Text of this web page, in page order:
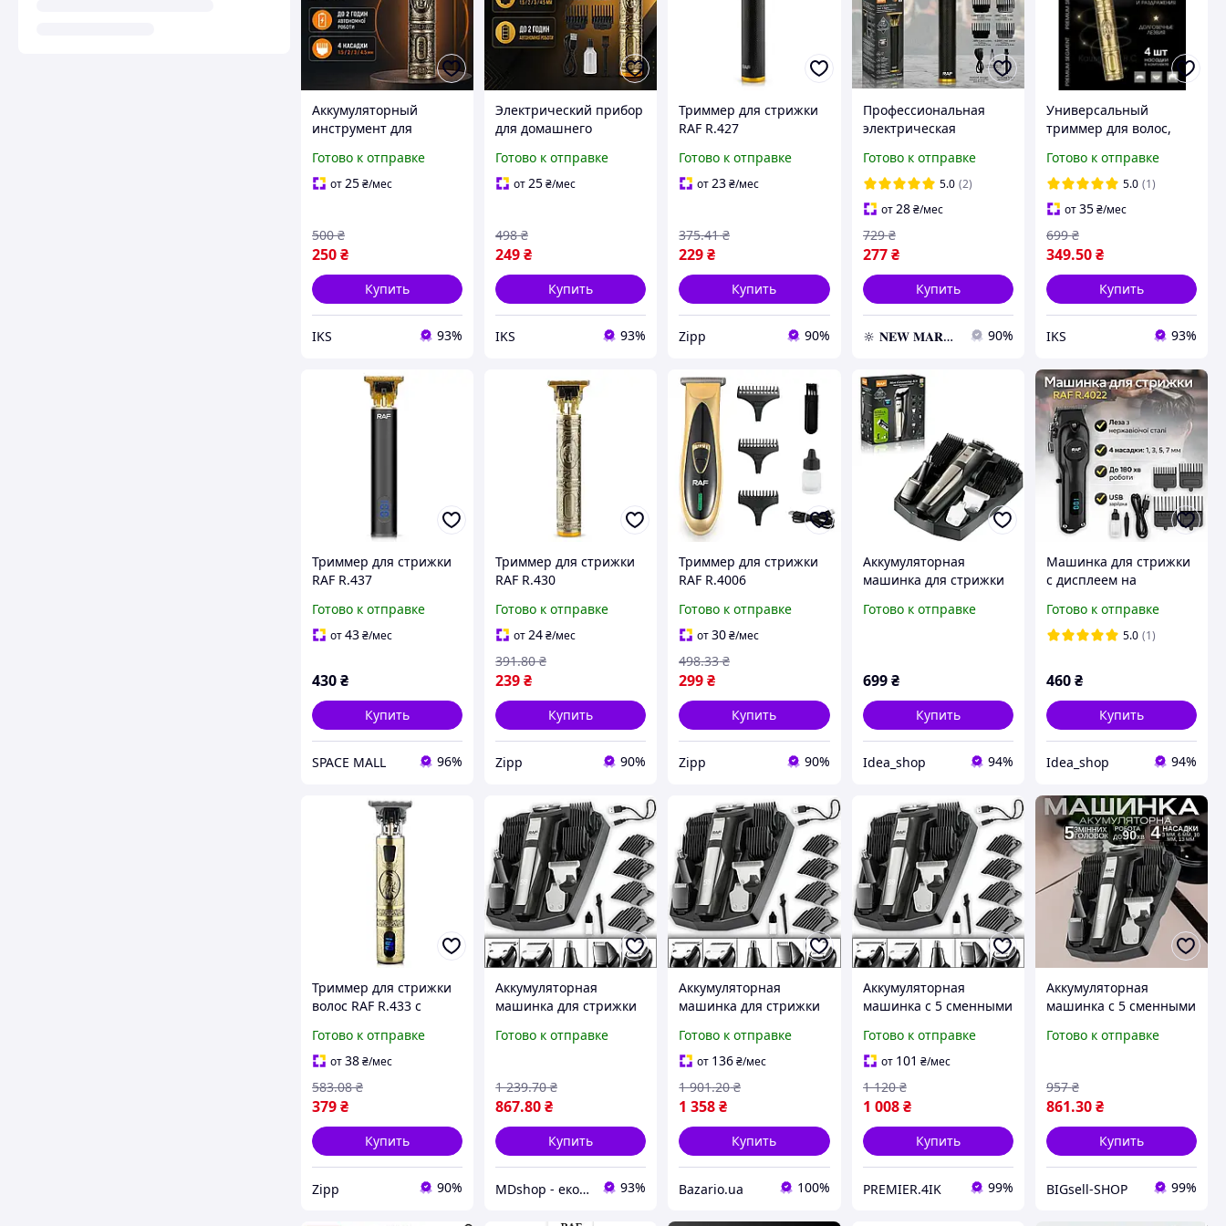
Аккумуляторный
инструмент для
бороды и окантовки с
четырьмя насадками,
Готово к отправке
от 25₴/мес
250₴
500 ₴
Купить
IKS 93%
Электрический прибор
для домашнего
режущим блоком,
аккумулятором и
Готово к отправке
от25₴/мес
249₴
498 ₴
Купить
IKS 93%
Триммер для стрижки
RAF R.427
Готово к отправке
от23₴/мес
229₴
375.41 ₴
Купить
Zipp 90%
Профессиональная
электрическая
волос Raf R.427,
триммер, триммер для
бороды,
Готово к отправке
5.0 (2)
от 28 ₴/мес
277 ₴
729 ₴
Купить
🔆 𝐍𝐄𝐖 𝐌𝐀𝐑𝐊𝐄𝐓 🔆 – Продукция премиум-класса от официального представителя! 90%
Универсальный
триммер для волос,
насадками,
электрические
триммеры и машинки
для мужчин
Готово к отправке
5.0 (1)
от35₴/мес
349.50₴
699 ₴
Купить
IKS 93%
Триммер для стрижки
RAF R.437
Готово к отправке
от43₴/мес
430₴
Купить
SPACE MALL 96%
Триммер для стрижки
RAF R.430
Готово к отправке
от24₴/мес
239₴
391.80 ₴
Купить
Zipp 90%
Триммер для стрижки
RAF R.4006
Готово к отправке
от30₴/мес
299₴
498.33 ₴
Купить
Zipp 90%
Аккумуляторная
машинка для стрижки
сменными головками и
Готово к отправке
699 ₴
Купить
Idea_shop 94%
Машинка для стрижки
с дисплеем на
R.4022 4 насадки
Готово к отправке
5.0 (1)
460₴
Купить
Idea_shop 94%
Триммер для стрижки
волос RAF R.433 с
индикатором зарядки
Готово к отправке
от38₴/мес
379₴
583.08 ₴
Купить
Zipp 90%
Аккумуляторная
машинка для стрижки
сменных головок 4
работы
Готово к отправке
867.80₴
1 239.70 ₴
Купить
MDshop - економія поруч 93%
Аккумуляторная
машинка для стрижки
головками и 4
насадками для волос и
бороды универсальная
Готово к отправке
от 136₴/мес
1 358₴
1 901.20 ₴
Купить
Bazario.ua 100%
Аккумуляторная
машинка с 5 сменными
насадками для стрижки
RAF R.4020
Готово к отправке
от 101 ₴/мес
1 008 ₴
1 120 ₴
Купить
PREMIER.4IK 99%
Аккумуляторная
машинка с 5 сменными
насадками для стрижки
Готово к отправке
861.30₴
957 ₴
Купить
BIGsell-SHOP 99%